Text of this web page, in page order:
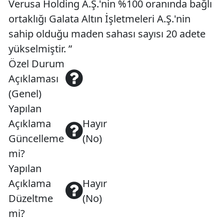
Verusa Holding A.Ş.'nin %100 oranında bağlı
ortaklığı Galata Altın İşletmeleri A.Ş.'nin
sahip olduğu maden sahası sayısı 20 adete
yükselmiştir. ”
Özel Durum
Açıklaması
(Genel)
Yapılan
Açıklama
Güncelleme
mi?
Hayır
(No)
Yapılan
Açıklama
Düzeltme
mi?
Hayır
(No)